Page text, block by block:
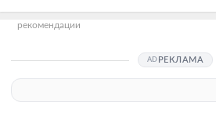
рекомендации
РЕКЛАМА